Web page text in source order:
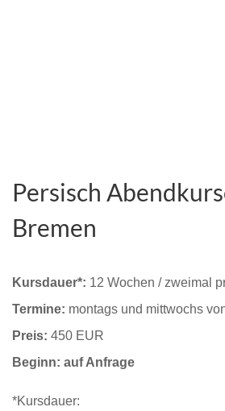
Persisch
Bremen
Kursdauer*: 12 Wochen / zweimal
Termine: montags und mittwochs
Preis: 450 EUR
Beginn: auf Anfrage
*Kursdauer: